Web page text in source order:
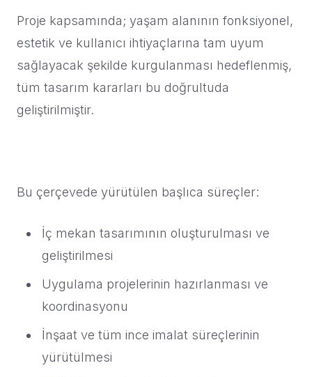
Proje kapsamında; yaşam alanının fonksiyonel,
estetik ve kullanıcı ihtiyaçlarına tam uyum
sağlayacak şekilde kurgulanması hedeflenmiş,
tüm tasarım kararları bu doğrultuda
geliştirilmiştir.
Bu çerçevede yürütülen başlıca süreçler:
İç mekan tasarımının oluşturulması ve
geliştirilmesi
Uygulama projelerinin hazırlanması ve
koordinasyonu
İnşaat ve tüm ince imalat süreçlerinin
yürütülmesi